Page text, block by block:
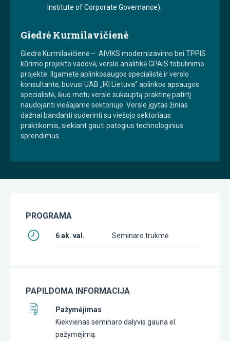
Institute of Corporate Governance).
Giedrė Kurmilavičienė
Giedrė Kurmilavičienė – AIVIKS modernizavimo bei TPPIS
kūrimo projekto vadovė, verslo analitikė GPAIS tobulinimo
projekte. Ilgametė aplinkosaugos specialistė ir verslo
konsultantė, buvusi UAB „IKI Lietuva“ aplinkos apsaugos
specialistė, šiuo metu versle sukauptą praktinę patirtį
naudojanti viešajame sektoriuje. Versle įgytas žinias
dažnai bandanti suderinti su viešojo sektoriaus
praktikomis, siekiant gauti patogius technologinius
sprendimus.
PROGRAMA
6 ak. val. Seminaro trukmė
PAPILDOMA INFORMACIJA
Pažymėjimas
Kiekvienas seminaro dalyvis gauna el.
pažymėjimą.